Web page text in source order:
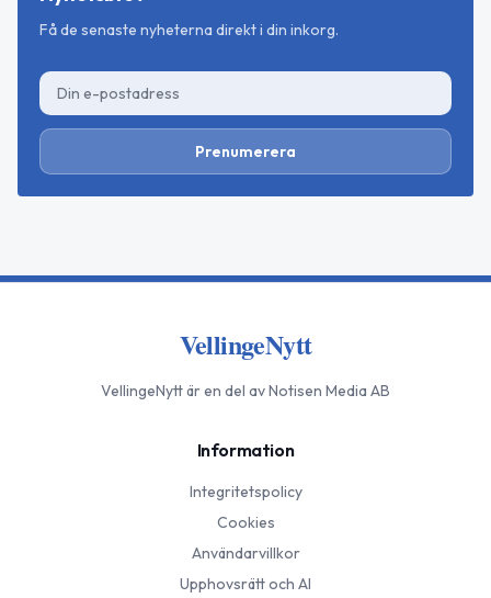
Få de senaste nyheterna direkt i din inkorg.
Prenumerera
VellingeNytt
VellingeNyttär en del av Notisen Media AB
Information
Integritetspolicy
Cookies
Användarvillkor
Upphovsrätt och AI